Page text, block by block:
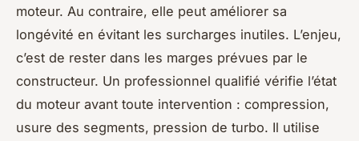
moteur. Au contraire, elle peut améliorer sa
longévité en évitant les surcharges inutiles. L’enjeu,
c’est de rester dans les marges prévues par le
constructeur. Un professionnel qualifié vérifie l’état
du moteur avant toute intervention : compression,
usure des segments, pression de turbo. Il utilise